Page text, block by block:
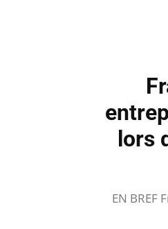
lors
EN BREF